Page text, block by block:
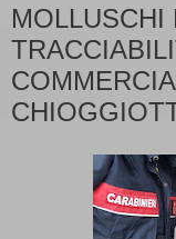
MOLLUSCHI